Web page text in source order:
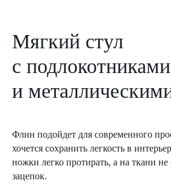
Мягкий стул
с подлокотниками
и
Флин подойдет для современного
хочется сохранить легкость в
ножки легко протирать, а на ткани не
зацепок.